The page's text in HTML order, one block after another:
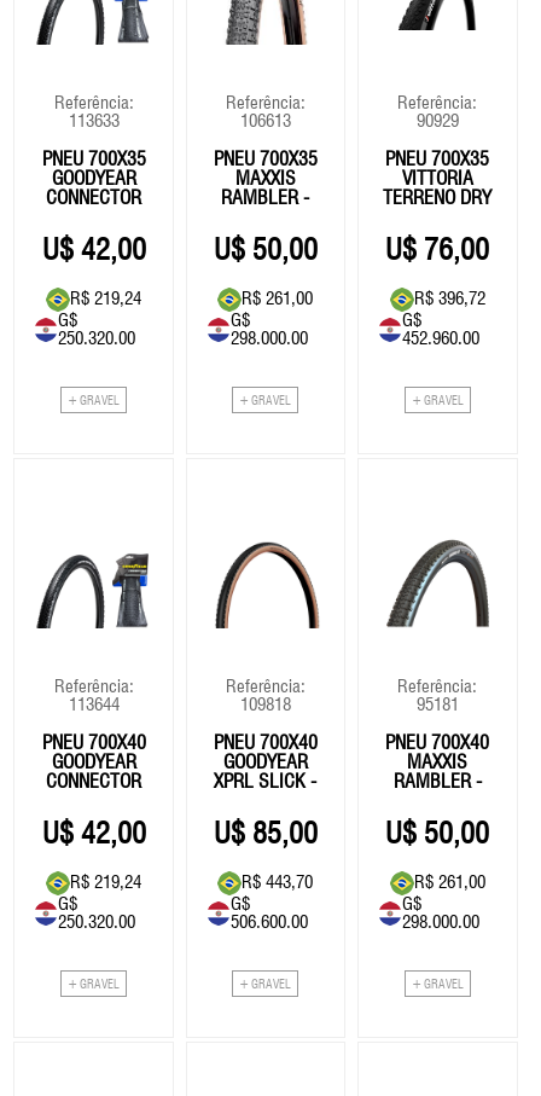
Freios
Kit Reparos Suspensão
Lubrificantes/Graxa
78.294,78
Eixo Central
Freios
Guidão
Kit Reparos Suspensão
Lubrificantes/Graxa
Roldana/Cage
Rotores
Suspensão
40654
5WT - 1L
Fita De Guidão
Vestuário
77340
BOMBA AR
STERLING L
35.00
Referência:
113633
PNEU 700X35
GOODYEAR
CONNECTOR
TUBELESS
42,00
R$ 219,24
G$
250.320.00
+ GRAVEL
Referência:
106613
PNEU 700X35
MAXXIS
RAMBLER -
50,00
R$ 261,00
G$
298.000.00
+ GRAVEL
Referência:
90929
PNEU 700X35
VITTORIA
TERRENO DRY
76,00
R$ 396,72
G$
452.960.00
+ GRAVEL
Referência:
113644
PNEU 700X40
GOODYEAR
CONNECTOR
TUBELESS
42,00
R$ 219,24
G$
250.320.00
+ GRAVEL
Referência:
109818
PNEU 700X40
GOODYEAR
XPRL SLICK -
85,00
R$ 443,70
G$
506.600.00
+ GRAVEL
Referência:
95181
PNEU 700X40
MAXXIS
RAMBLER -
50,00
R$ 261,00
G$
298.000.00
+ GRAVEL